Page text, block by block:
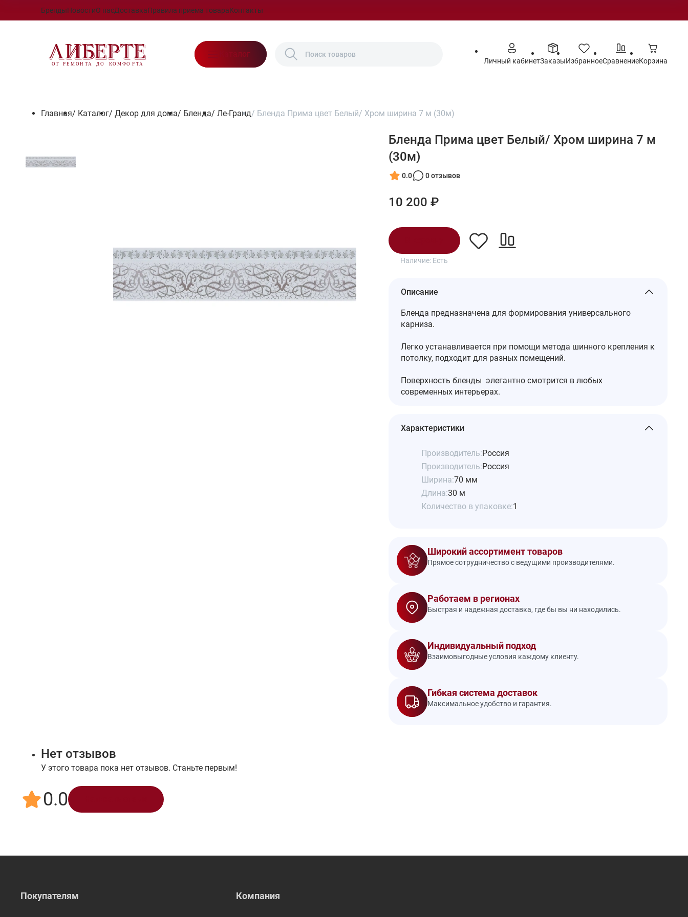
БрендыНовостиО насДоставкаПравила приема товараКонтакты
Каталог
Личный кабинетЗаказыИзбранноеСравнениеКорзина
Главная/ Каталог/ Декор для дома/ Бленда/ Ле-Гранд/ Бленда Прима цвет Белый/ Хром ширина 7 м (30м)
Бленда Прима цвет Белый/ Хром ширина 7 м
(30м)
0.0 0 отзывов
10 200 ₽
Наличие: Есть
Описание
Бленда предназначена для формирования универсального
карниза.
Легко устанавливается при помощи метода шинного крепления к
потолку, подходит для разных помещений.
Поверхность бленды элегантно смотрится в любых
современных интерьерах.
Характеристики
Производитель:Россия
Производитель:Россия
Ширина:70 мм
Длина:30 м
Количество в упаковке:1
Широкий ассортимент товаров
Прямое сотрудничество с ведущими производителями.
Работаем в регионах
Быстрая и надежная доставка, где бы вы ни находились.
Индивидуальный подход
Взаимовыгодные условия каждому клиенту.
Гибкая система доставок
Максимальное удобство и гарантия.
Нет отзывов
У этого товара пока нет отзывов. Станьте первым!
0.0
Покупателям Компания